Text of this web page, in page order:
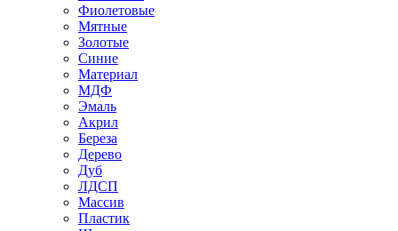
Фиолетовые
Мятные
Золотые
Синие
Материал
МДФ
Эмаль
Акрил
Береза
Дерево
Дуб
ЛДСП
Массив
Пластик